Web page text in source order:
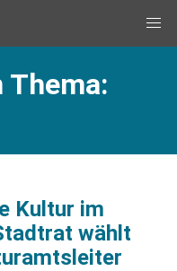
Kultur im
wählt